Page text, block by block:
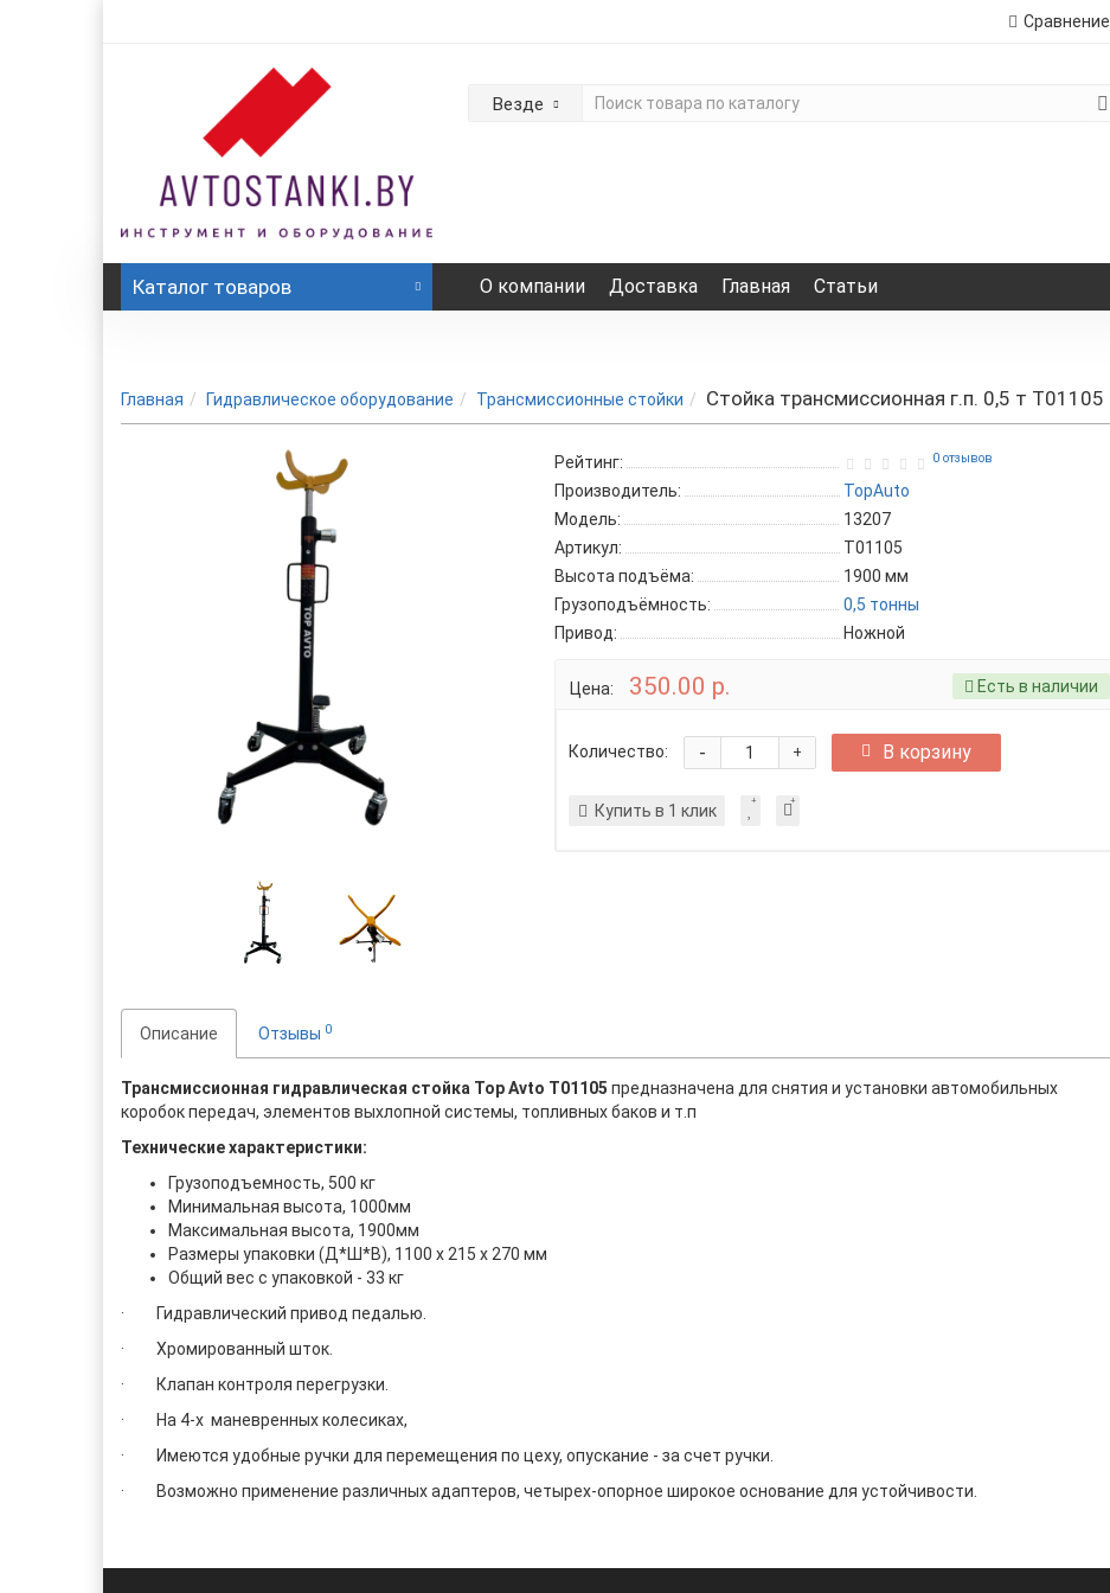
Сравнение
Везде
Каталог товаров О компании Доставка Главная Статьи
Главная Гидравлическое оборудование Трансмиссионные стойки Стойка трансмиссионная г.п. 0,5 т T01105
Рейтинг: 0 отзывов
Производитель:
TopAuto
Модель:
13207
Артикул:
T01105
Высота подъёма:
1900 мм
Грузоподъёмность:
0,5 тонны
Привод:
Ножной
Цена: 350.00 р. Есть в наличии
Количество: +
- В корзину
Купить в 1 клик
Описание Отзывы 0
Трансмиссионная гидравлическая cтойка Top Avto T01105 предназначена для снятия и установки автомобильных
коробок передач, элементов выхлопной системы, топливных баков и т.п
Технические характеристики:
Грузоподъемность, 500 кг
Минимальная высота, 1000мм
Максимальная высота, 1900мм
Размеры упаковки (Д*Ш*В), 1100 x 215 x 270 мм
Общий вес с упаковкой - 33 кг
· Гидравлический привод педалью.
· Хромированный шток.
· Клапан контроля перегрузки.
· На 4-х маневренных колесиках,
· Имеются удобные ручки для перемещения по цеху, опускание - за счет ручки.
· Возможно применение различных адаптеров, четырех-опорное широкое основание для устойчивости.